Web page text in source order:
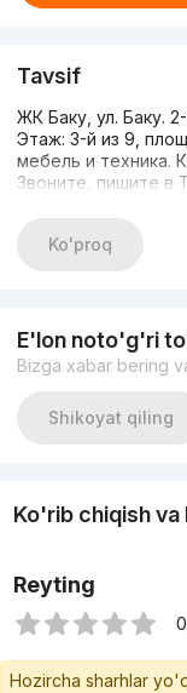
Tavsif
ЖК Баку, ул. Баку.
Этаж: 3-й из 9,
мебель и техника.
Звоните, пишите в
Ko'proq
E'lon noto'g'ri
Bizga xabar bering
Shikoyat qiling
Ko'rib chiqish va
Reyting
Hozircha sharhlar